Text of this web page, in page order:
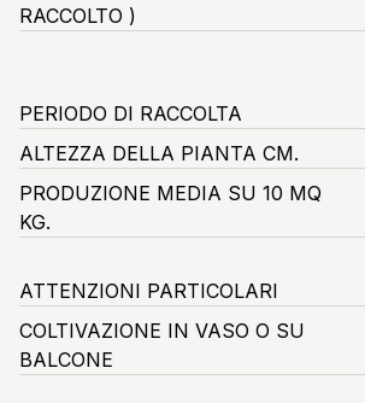
RACCOLTO )
PERIODO DI RACCOLTA
ALTEZZA DELLA PIANTA CM.
PRODUZIONE MEDIA SU 10 MQ
KG.
ATTENZIONI PARTICOLARI
COLTIVAZIONE IN VASO O SU
BALCONE